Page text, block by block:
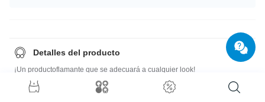
Detalles del producto
¡Un productoflamante que se adecuará a cualquier look!